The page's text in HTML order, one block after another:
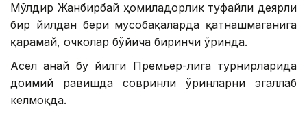
Мўлдир Жанбирбай ҳомиладорлик туфайли деярли
бир йилдан бери мусобақаларда қатнашмаганига
қарамай, очколар бўйича биринчи ўринда.
Асел Қанай бу йилги Премьер-лига турнирларида
доимий равишда совринли ўринларни эгаллаб
келмоқда.